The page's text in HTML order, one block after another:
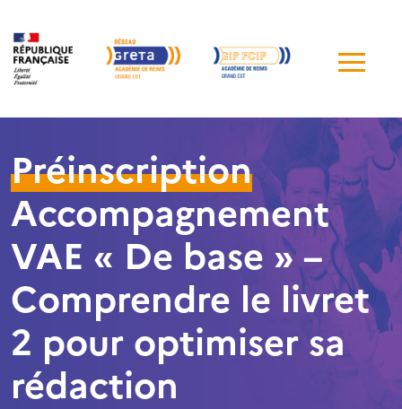
de
Préinscription
Accompagnement
VAE « De base » –
Comprendre le livret
2 pour optimiser sa
rédaction